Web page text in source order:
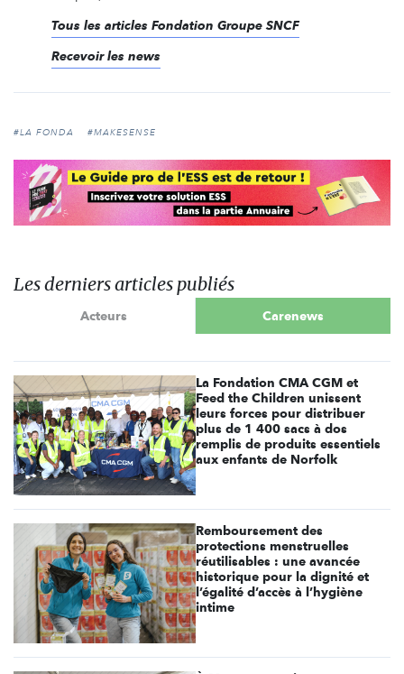
Tous les articles Fondation Groupe SNCF
Recevoir les news
#LA FONDA #MAKESENSE
Les derniers articles publiés
Acteurs Carenews
La Fondation CMA CGM et
Feed the Children unissent
leurs forces pour distribuer
plus de 1 400 sacs à dos
remplis de produits essentiels
aux enfants de Norfolk
Remboursement des
protections menstruelles
réutilisables : une avancée
historique pour la dignité et
l’égalité d’accès à l’hygiène
intime